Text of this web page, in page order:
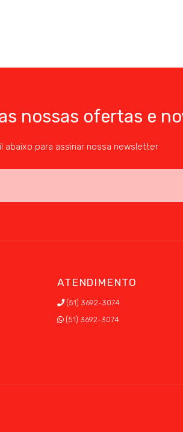
nossas ofertas e
abaixo para assinar nossa newsletter
ATENDIMENTO
(51) 3692-3074
(51) 3692-3074